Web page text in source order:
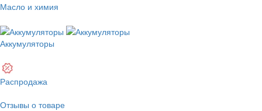
Масло и химия
Аккумуляторы
Распродажа
Отзывы о товаре